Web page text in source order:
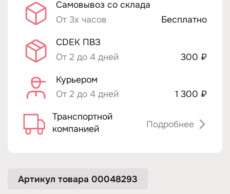
Артикул товара 00048293
Самовывоз со склада
От 3х часов
Бесплатно
CDEK ПВЗ
От 2 до 4 дней
300 ₽
Курьером
От 2 до 4 дней
1 300 ₽
Транспортной
компанией
Подробнее